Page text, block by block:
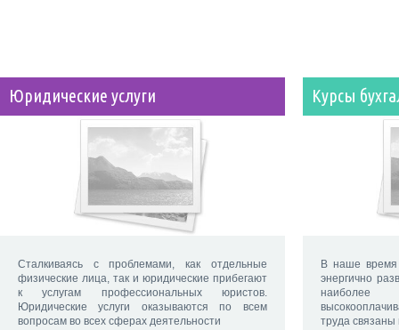
Юридические услуги
Сталкиваясь с проблемами, как отдельные
физические лица, так и юридические прибегают
к услугам профессиональных юристов.
Юридические услуги оказываются по всем
вопросам во всех сферах деятельности
Курсы
В наше время
энергично
труда связаны